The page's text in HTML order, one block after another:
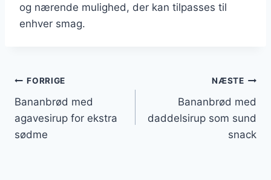
og nærende mulighed, der kan tilpasses til
enhver smag.
Indlægsnavigation
FORRIGE
Bananbrød med
agavesirup for ekstra
sødme
NÆSTE
Bananbrød med
daddelsirup som sund
snack